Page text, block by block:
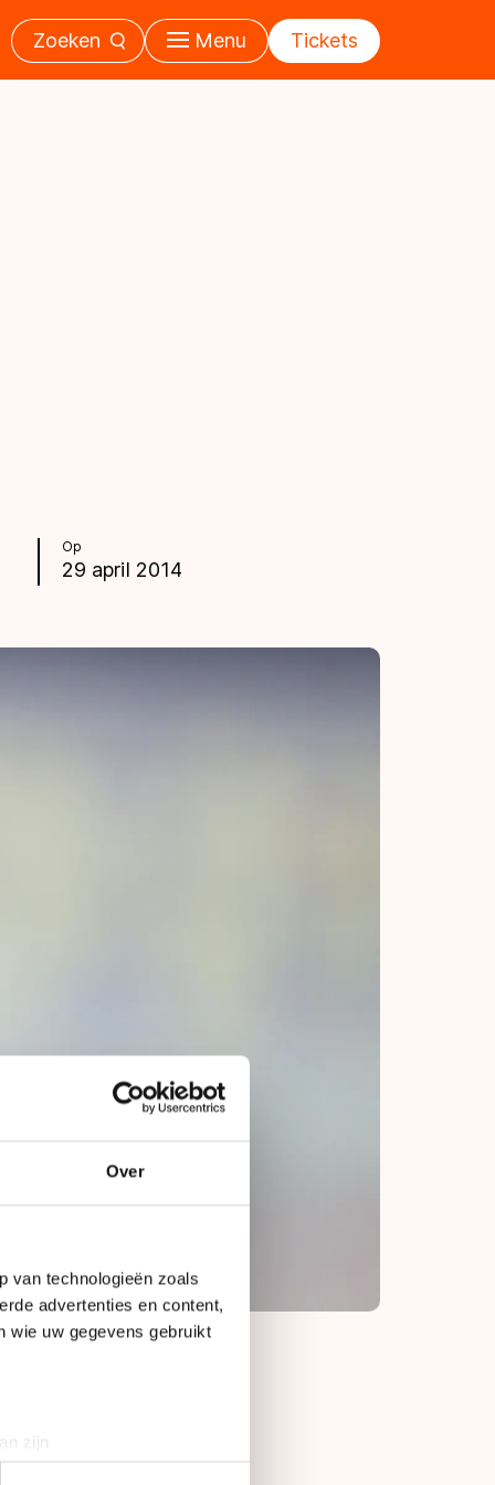
Over
van technologieën zoals
advertenties en content,
wie uw gegevens gebruikt
zijn
Zoeken Menu Tickets
Op
29 april 2014
vertelt
heeft daarna de